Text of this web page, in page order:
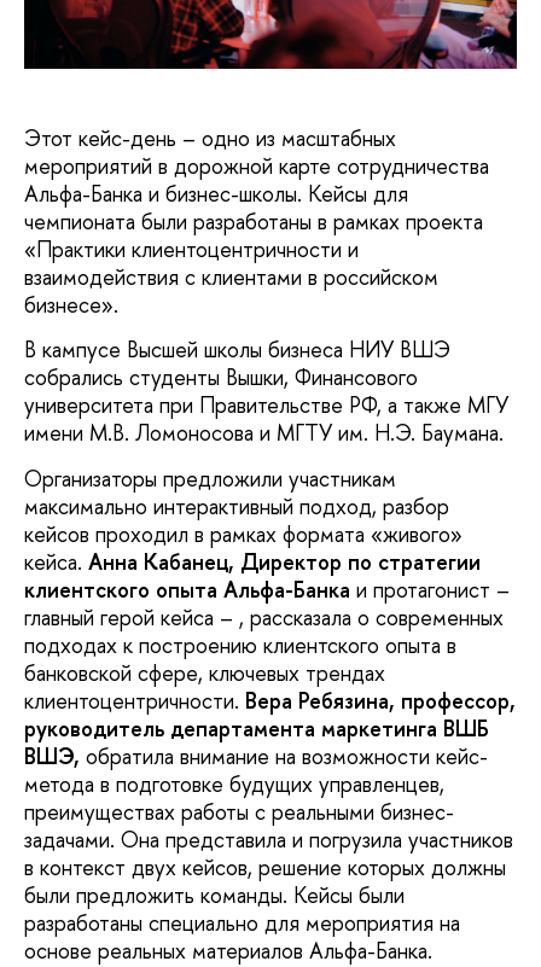
Этот кейс-день – одно из масштабных
мероприятий в дорожной карте сотрудничества
Альфа-Банка и бизнес-школы. Кейсы для
чемпионата были разработаны в рамках проекта
«Практики клиентоцентричности и
взаимодействия с клиентами в российском
бизнесе».
В кампусе Высшей школы бизнеса НИУ ВШЭ
собрались студенты Вышки, Финансового
университета при Правительстве РФ, а также МГУ
имени М.В. Ломоносова и МГТУ им. Н.Э. Баумана.
Организаторы предложили участникам
максимально интерактивный подход, разбор
кейсов проходил в рамках формата «живого»
кейса. Анна Кабанец, Директор по стратегии
клиентского опыта Альфа-Банка и протагонист –
главный герой кейса – , рассказала о современных
подходах к построению клиентского опыта в
банковской сфере, ключевых трендах
клиентоцентричности. Вера Ребязина, профессор,
руководитель департамента маркетинга ВШБ
ВШЭ, обратила внимание на возможности кейс-
метода в подготовке будущих управленцев,
преимуществах работы с реальными бизнес-
задачами. Она представила и погрузила участников
в контекст двух кейсов, решение которых должны
были предложить команды. Кейсы были
разработаны специально для мероприятия на
основе реальных материалов Альфа-Банка.